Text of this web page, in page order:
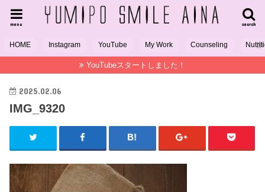
search
menu
HOME Instagram YouTube My Work Counseling
YouTubeスタートしました！
2025.02.06
IMG_9320